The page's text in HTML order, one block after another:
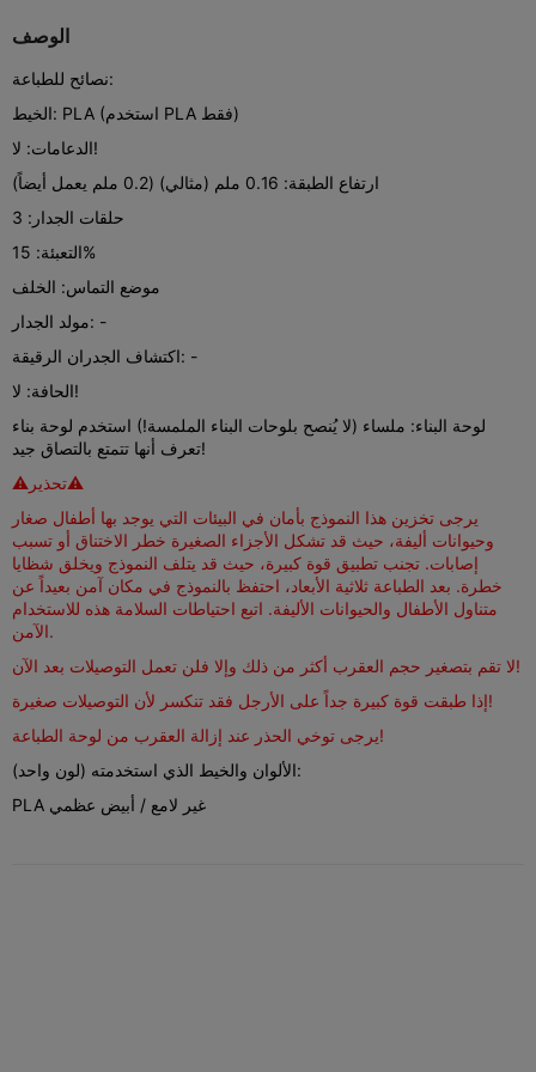
الوصف
نصائح للطباعة:
الخيط: PLA (استخدم PLA فقط)
الدعامات: لا!
ارتفاع الطبقة: 0.16 ملم (مثالي) (0.2 ملم يعمل أيضاً)
حلقات الجدار: 3
التعبئة: 15%
موضع التماس: الخلف
مولد الجدار: -
اكتشاف الجدران الرقيقة: -
الحافة: لا!
لوحة البناء: ملساء (لا يُنصح بلوحات البناء الملمسة!) استخدم لوحة بناء
تعرف أنها تتمتع بالتصاق جيد!
⚠تحذير⚠
يرجى تخزين هذا النموذج بأمان في البيئات التي يوجد بها أطفال صغار
وحيوانات أليفة، حيث قد تشكل الأجزاء الصغيرة خطر الاختناق أو تسبب
إصابات. تجنب تطبيق قوة كبيرة، حيث قد يتلف النموذج ويخلق شظايا
خطرة. بعد الطباعة ثلاثية الأبعاد، احتفظ بالنموذج في مكان آمن بعيداً عن
متناول الأطفال والحيوانات الأليفة. اتبع احتياطات السلامة هذه للاستخدام
الآمن.
لا تقم بتصغير حجم العقرب أكثر من ذلك وإلا فلن تعمل التوصيلات بعد الآن!
إذا طبقت قوة كبيرة جداً على الأرجل فقد تنكسر لأن التوصيلات صغيرة!
يرجى توخي الحذر عند إزالة العقرب من لوحة الطباعة!
الألوان والخيط الذي استخدمته (لون واحد):
PLA غير لامع / أبيض عظمي